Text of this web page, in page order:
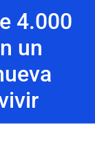
4.000
un